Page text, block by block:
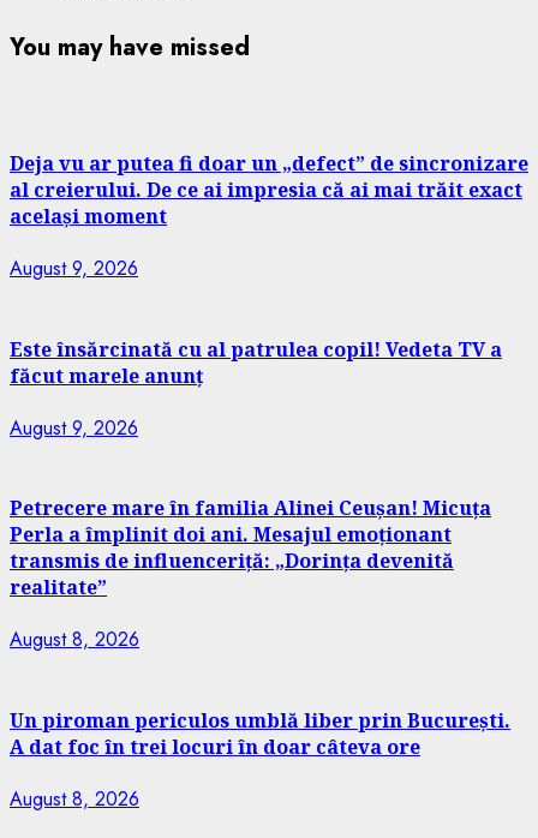
You may have missed
Deja vu ar putea fi doar un „defect” de sincronizare
al creierului. De ce ai impresia că ai mai trăit exact
același moment
August 9, 2026
Este însărcinată cu al patrulea copil! Vedeta TV a
făcut marele anunț
August 9, 2026
Petrecere mare în familia Alinei Ceușan! Micuța
Perla a împlinit doi ani. Mesajul emoționant
transmis de influenceriță: „Dorința devenită
realitate”
August 8, 2026
Un piroman periculos umblă liber prin București.
A dat foc în trei locuri în doar câteva ore
August 8, 2026